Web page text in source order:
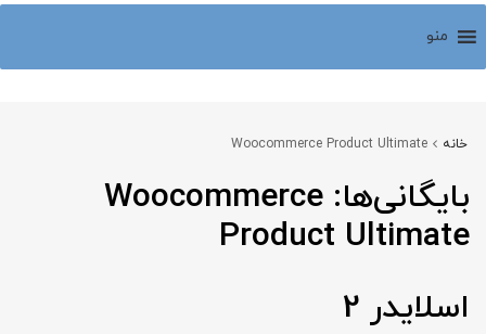
منو
خانه Woocommerce Product Ultimate
بایگانی‌ها: Woocommerce
Product Ultimate
اسلایدر 2